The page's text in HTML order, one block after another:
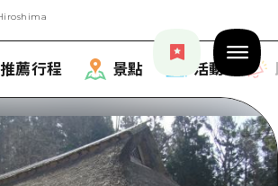
推薦行程 景點 活動